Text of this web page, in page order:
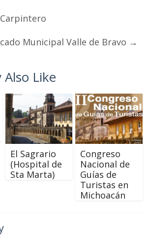
Municipal Valle de Bravo →
Also Like
El Sagrario
(Hospital de
Sta Marta)
Congreso
Nacional de
Guías de
Turistas en
Michoacán